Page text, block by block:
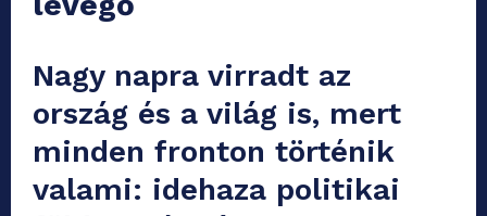
Nagy napra virradt az
ország és a világ is, mert
minden fronton történik
valami: idehaza politikai